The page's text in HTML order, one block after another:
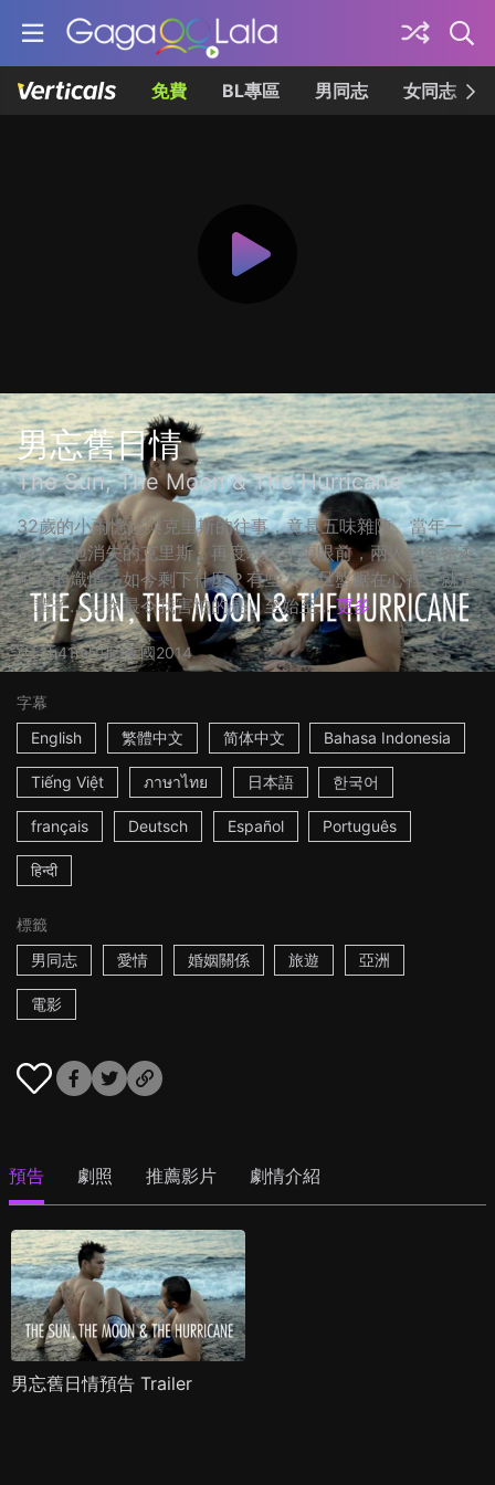
免費 BL專區 男同志 女同志
男忘舊日情
The Sun, The Moon & The Hurricane
32歲的小雨憶起與克里斯的往事，竟是五味雜陳。當年一
聲不響地消失的克里斯，再度現身小雨眼前，兩人曾經密不
可分的熾情，如今剩下什麼？有些人一旦盤踞在心裡，就是
一輩子…… ☆最令我害怕的是，至始至... 更多
1h41m印尼/泰國2014
字幕
English
繁體中文 简体中文 Bahasa Indonesia
Tiếng Việt ภาษาไทย 日本語 한국어
français Deutsch Español Português
हिन्दी
標籤
男同志
愛情 婚姻關係 旅遊 亞洲
電影
預告 劇照 推薦影片 劇情介紹
男忘舊日情預告 Trailer